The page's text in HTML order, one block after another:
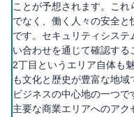
ことが予想されます。こ
でなく、働く人々の安全
です。セキュリティシス
い合わせを通じて確認す
2丁目というエリア自体も
も文化と歴史が豊富な地
ビジネスの中心地の一つ
主要な商業エリアへのア